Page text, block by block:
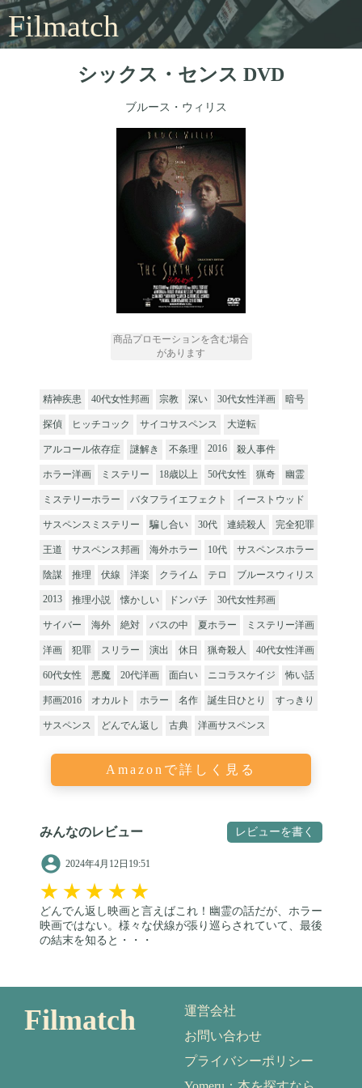
Filmatch
シックス・センス DVD
ブルース・ウィリス
商品プロモーションを含む場合
があります
精神疾患 40代女性邦画 宗教 深い 30代女性洋画 暗号
探偵 ヒッチコック サイコサスペンス 大逆転
アルコール依存症 謎解き 不条理 2016 殺人事件
ホラー洋画 ミステリー 18歳以上 50代女性 猟奇 幽霊
ミステリーホラー バタフライエフェクト イーストウッド
サスペンスミステリー 騙し合い 30代 連続殺人 完全犯罪
王道 サスペンス邦画 海外ホラー 10代 サスペンスホラー
陰謀 推理 伏線 洋楽 クライム テロ ブルースウィリス
2013 推理小説 懐かしい ドンパチ 30代女性邦画
サイバー 海外 絶対 バスの中 夏ホラー ミステリー洋画
洋画 犯罪 スリラー 演出 休日 猟奇殺人 40代女性洋画
60代女性 悪魔 20代洋画 面白い ニコラスケイジ 怖い話
邦画2016 オカルト ホラー 名作 誕生日ひとり すっきり
サスペンス どんでん返し 古典 洋画サスペンス
Amazonで詳しく見る
みんなのレビュー レビューを書く
2024年4月12日19:51
★ ★ ★ ★ ★
どんでん返し映画と言えばこれ！幽霊の話だが、ホラー
映画ではない。様々な伏線が張り巡らされていて、最後
の結末を知ると・・・
Filmatch
運営会社
お問い合わせ
プライバシーポリシー